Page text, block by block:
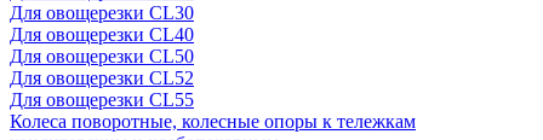
Для овощерезки CL30
Для овощерезки CL40
Для овощерезки CL50
Для овощерезки CL52
Для овощерезки CL55
Колеса поворотные, колесные опоры к тележкам